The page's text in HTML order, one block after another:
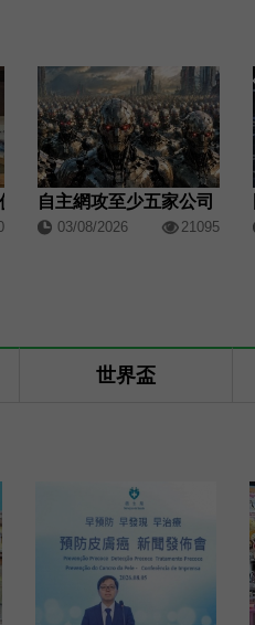
自主網攻至少五家公司
03/08/2026 21095
世界盃